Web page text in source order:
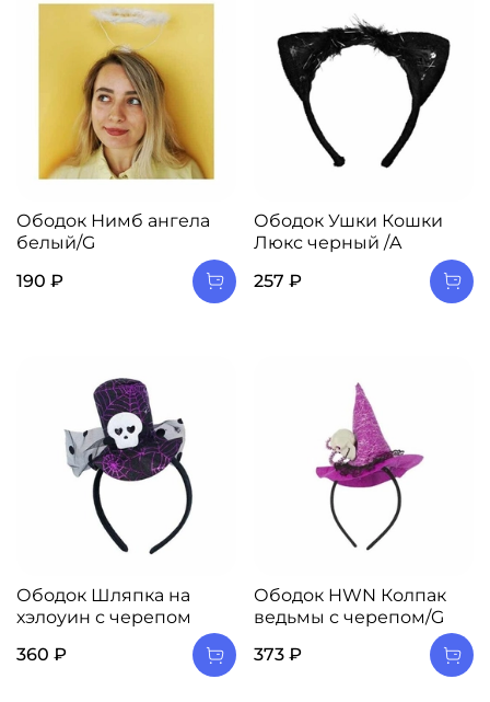
Ободок Нимб ангела
белый/G
190 ₽
Ободок Ушки Кошки
Люкс черный /A
257 ₽
Ободок Шляпка на
хэлоуин с черепом
360 ₽
Ободок HWN Колпак
ведьмы с черепом/G
373 ₽